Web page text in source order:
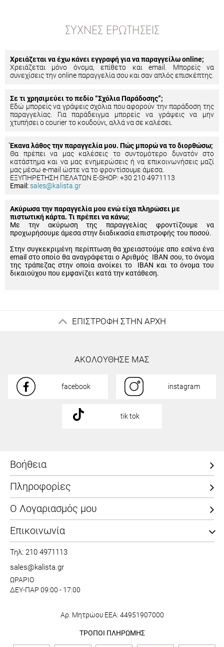
ΣΥΧΝΈΣ ΕΡΩΤΉΣΕΙΣ
Χρειάζεται να έχω κάνει εγγραφή για να παραγγείλω online;
Χρειάζεται μόνο όνομα, επίθετο και email. Μπορείς να
συνεχίσεις την online παραγγελία σου και σαν απλός επισκέπτης.
Σε τι χρησιμεύει το πεδίο “Σχόλια Παράδοσης”;
Εδώ μπορείς να γράψεις σχόλια που αφορούν την παράδοση της
παραγγελίας. Για παράδειγμα μπορείς να γράψεις να μην
χτυπήσει ο courier το κουδούνι, αλλά να σε καλέσει.
Έκανα λάθος την παραγγελία μου. Πώς μπορώ να το διορθώσω;
Θα πρέπει να μας καλέσεις το συντομότερο δυνατόν στο
κατάστημα και να μας ενημερώσεις ή να επικοινωνήσεις μαζί
μας μέσω e-mail ώστε να το φροντίσουμε άμεσα.
ΕΞΥΠΗΡΕΤΗΣΗ ΠΕΛΑΤΩΝ E-SHOP: +30 210 4971113
Email:sales@kalista.gr
Ακύρωσα την παραγγελία μου ενώ είχα πληρώσει με
πιστωτική κάρτα. Τι πρέπει να κάνω;
Με την ακύρωση της παραγγελίας φροντίζουμε να
προχωρήσουμε άμεσα στην διαδικασία επιστροφής του ποσού.
Στην συγκεκριμένη περίπτωση θα χρειαστούμε απο εσένα ένα
email στο οποίο θα αναγράφεται ο Αριθμός IBAN σου, το όνομα
της τράπεζας στην οποία ανοίκει το IBAN και το όνομα του
δικαιούχου που εμφανίζει κατά την κατάθεση.
ΕΠΙΣΤΡΟΦΗ ΣΤΗΝ ΑΡΧΗ
ΑΚΟΛΟΥΘΗΣΕ ΜΑΣ
facebook instagram
tik tok
Βοήθεια
Πληροφορίες
Ο Λογαριασμός μου
Επικοινωνία
Τηλ: 210 4971113
sales@kalista.gr
ΩΡΑΡΙΟ
ΔΕΥ-ΠΑΡ 09:00 - 17:00
Αρ. Μητρώου ΕΕΑ: 44951907000
ΤΡΟΠΟΙ ΠΛΗΡΩΜΗΣ